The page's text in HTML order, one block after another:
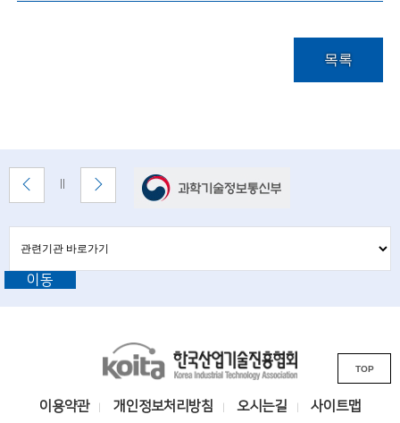
)
목록
배
너
존
전
너
보
너
지
음
너
보
련
기
관
이동
K
o
이용약관 개인정보처리방침 오시는길 사이트맵
TOP